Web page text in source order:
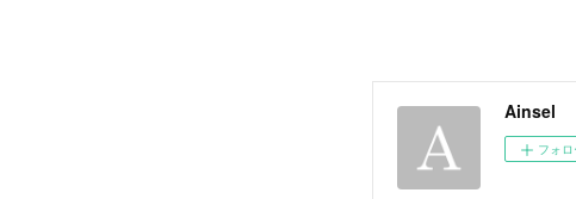
Ainsel
フォロ